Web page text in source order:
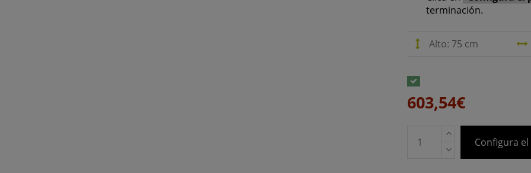
terminación.
Alto: 75 cm
603,54€
Configura